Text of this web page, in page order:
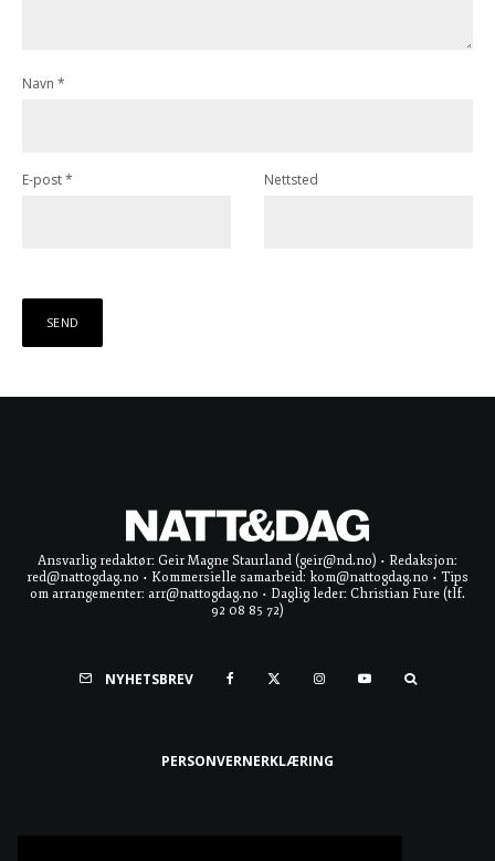
Navn *
E-post* Nettsted
Ansvarlig redaktør: Geir Magne Staurland (geir@nd.no) • Redaksjon:
red@nattogdag.no • Kommersielle samarbeid: kom@nattogdag.no • Tips
om arrangementer: arr@nattogdag.no • Daglig leder: Christian Fure (tlf.
92 08 85 72)
NYHETSBREV
PERSONVERNERKLÆRING